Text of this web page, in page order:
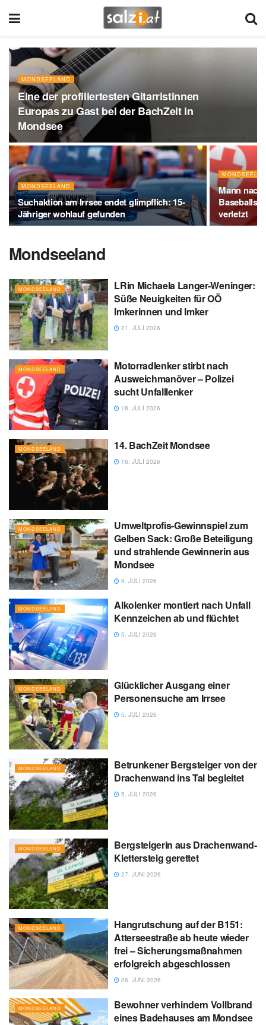
MONDSEELAND
Eine der profiliertesten Gitarristinnen
Europas zu Gast bei der BachZeit in
Mondsee
MONDSEELAND
Suchaktion am Irrsee endet glimpflich: 15-
Jähriger wohlauf gefunden
Mann nach
verletzt
Mondseeland
MONDSEELAND
LRin Michaela Langer-Weninger:
Süße Neuigkeiten für OÖ
Imkerinnen und Imker
21. JULI 2026
MONDSEELAND
Motorradlenker stirbt nach
Ausweichmanöver – Polizei
sucht Unfalllenker
18. JULI 2026
MONDSEELAND 14. BachZeit Mondsee
16. JULI 2026
MONDSEELAND
Umweltprofis-Gewinnspiel zum
Gelben Sack: Große Beteiligung
und strahlende Gewinnerin aus
Mondsee
9. JULI 2026
MONDSEELAND
Alkolenker montiert nach Unfall
Kennzeichen ab und flüchtet
5. JULI 2026
MONDSEELAND
Glücklicher Ausgang einer
Personensuche am Irrsee
5. JULI 2026
MONDSEELAND
Betrunkener Bergsteiger von der
Drachenwand ins Tal begleitet
5. JULI 2026
MONDSEELAND
Bergsteigerin aus Drachenwand-
Klettersteig gerettet
27. JUNI 2026
MONDSEELAND
Hangrutschung auf der B151:
Atterseestraße ab heute wieder
frei – Sicherungsmaßnahmen
erfolgreich abgeschlossen
26. JUNI 2026
MONDSEELAND
Bewohner verhindern Vollbrand
eines Badehauses am Mondsee